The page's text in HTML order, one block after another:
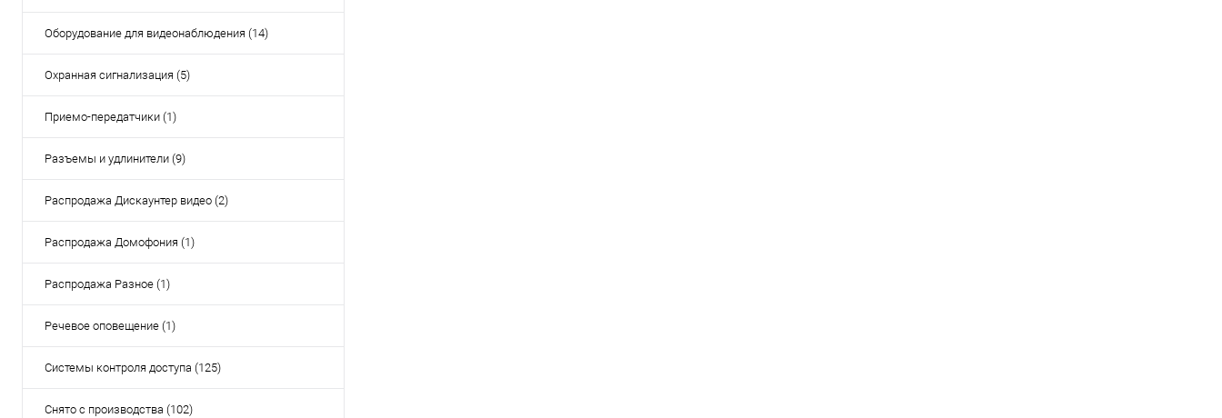
Оборудование для видеонаблюдения (14)
Охранная сигнализация (5)
Приемо-передатчики (1)
Разъемы и удлинители (9)
Распродажа Дискаунтер видео (2)
Распродажа Домофония (1)
Распродажа Разное (1)
Речевое оповещение (1)
Системы контроля доступа (125)
Снято с производства (102)